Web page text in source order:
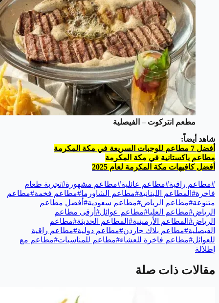
مطعم انتركوت – الفيصلية
شاهد أيضاً:
أفضل 7 مطاعم للوجبات السريعة في مكة المكرمة
مطاعم باكستانية في مكة المكرمة
أفضل كافيهات مكة المكرمة لعام 2025
#مطاعم راقية#مطاعم عائلية#مطاعم مشهورة#تجربة طعام
فاخرة# المطاعم اللبنانية#مطاعم الشاورما#مطاعم فخمة#مطاعم
متنوعة#مطاعم الرياض#مطاعم سعودية# أفضل مطاعم
الرياض#مطاعم العليا#مطاعم عوائل# أرقى مطاعم
الرياض# المطاعم الأرمينية# المطاعم الحديثة#مطاعم
الفيصلية#مطاعم بلاك جاردن#مطاعم دولية#مطاعم راقية
للعوائل#مطاعم فاخرة للعشاء#مطاعم للمناسبات#مطاعم مع
إطلالة
مقالات ذات صلة